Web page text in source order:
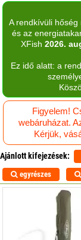
A rendkívüli
és az
XFish 2026.
Ez idő alatt: a
Figyelem!
webáruházat.
Kérjük,
Ajánlott kifejezések:
egyrészes